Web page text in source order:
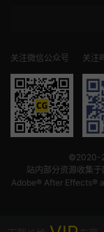
关注微信公众号 关注
©2020-
站内部分资源收集
Adobe® After Effects®